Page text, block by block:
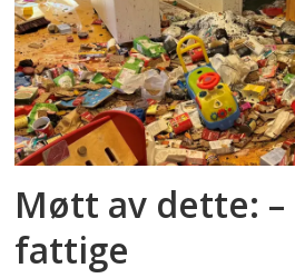
Møtt av dette:
fattige